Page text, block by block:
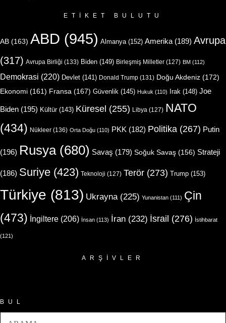
ETIKET BULUTU
AB (163) ABD (945) Almanya(152) Amerika (189) Avrupa
(317) Avrupa Birliği (133) Biden (149) Birleşmiş Milletler (127) BM (112)
Demokrasi (220) Devlet (141) Donald Trump (131) Doğu Akdeniz (172)
Ekonomi (161) Fransa (167) Güvenlik (145) Hukuk (110) Irak (148) Joe
Biden (195) Kültür(143) Küresel (255) Libya (127) NATO
(434) Nükleer (136) Orta Doğu (110) PKK (182) Politika (267) Putin
(196) Rusya(680) Savaş (179) Soğuk Savaş (156) Strateji
(186) Suriye (423) Teknoloji (127) Terör (273) Trump (153)
Türkiye (813) Ukrayna(225) Yunanistan (111) Çin
(473) İngiltere (206) İnsan (113) İran (232) İsrail (276) İstihbarat
(121)
ARŞIVLER
BUL